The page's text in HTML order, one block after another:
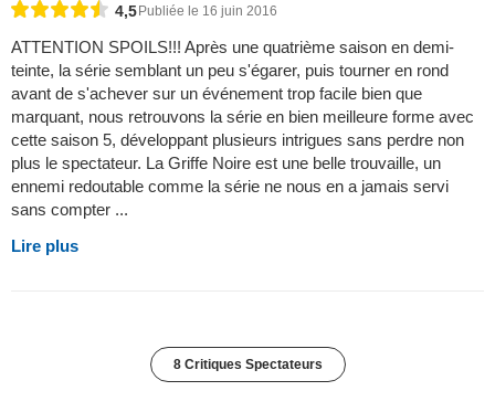
4,5Publiée le 16 juin 2016
ATTENTION SPOILS!!! Après une quatrième saison en demi-
teinte, la série semblant un peu s'égarer, puis tourner en rond
avant de s'achever sur un événement trop facile bien que
marquant, nous retrouvons la série en bien meilleure forme avec
cette saison 5, développant plusieurs intrigues sans perdre non
plus le spectateur. La Griffe Noire est une belle trouvaille, un
ennemi redoutable comme la série ne nous en a jamais servi
sans compter ...
Lire plus
8 Critiques Spectateurs